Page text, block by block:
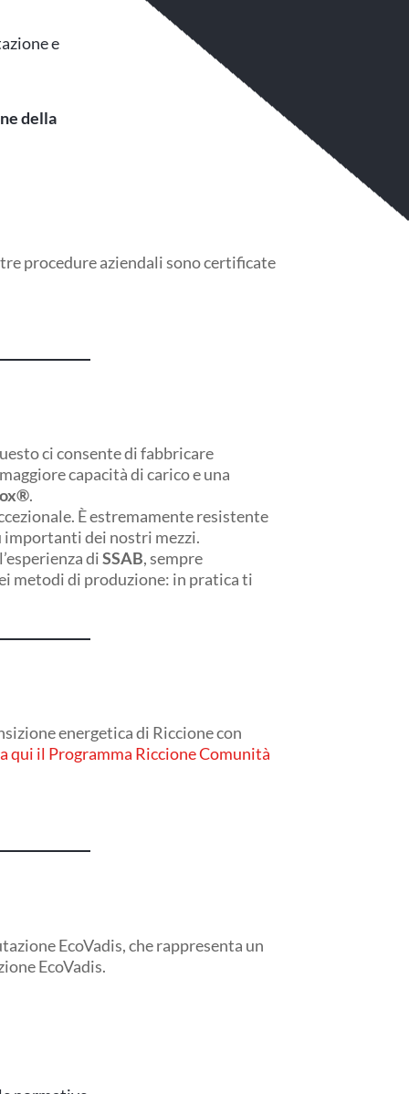
e
della
procedure aziendali sono certificate
ci consente di fabbricare
capacità di carico e una
.
È estremamente resistente
importanti dei nostri mezzi.
diSSAB, sempre
metodi di produzione: in pratica ti
energetica di Riccione con
qui il Programma Riccione Comunità
EcoVadis, che rappresenta un
EcoVadis.